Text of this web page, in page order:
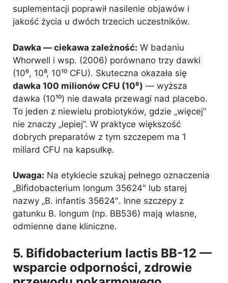
suplementacji poprawił nasilenie objawów i
jakość życia u dwóch trzecich uczestników.
Dawka — ciekawa zależność: W badaniu
Whorwell i wsp. (2006) porównano trzy dawki
(10⁶, 10⁸, 10¹⁰ CFU). Skuteczna okazała się
dawka 100 milionów CFU (10⁸) — wyższa
dawka (10¹⁰) nie dawała przewagi nad placebo.
To jeden z niewielu probiotyków, gdzie „więcej”
nie znaczy „lepiej”. W praktyce większość
dobrych preparatów z tym szczepem ma 1
miliard CFU na kapsułkę.
Uwaga: Na etykiecie szukaj pełnego oznaczenia
„Bifidobacterium longum 35624″ lub starej
nazwy „B. infantis 35624″. Inne szczepy z
gatunku B. longum (np. BB536) mają własne,
odmienne dane kliniczne.
5. Bifidobacterium lactis BB-12 —
wsparcie odporności, zdrowie